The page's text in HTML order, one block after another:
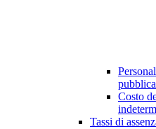
Costo
Tassi di